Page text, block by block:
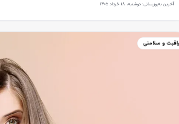
آخرین به‌روزرسانی: دوشنبه، ۱۸ خرداد ۱۴۰۵
و سلامتی